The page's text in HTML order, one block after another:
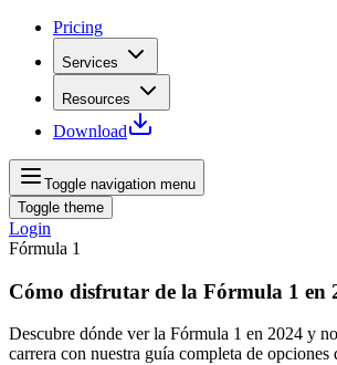
Pricing
Services
Resources
Download
Toggle navigation menu
Toggle theme
Login
Fórmula 1
Cómo disfrutar de la Fórmula 1 en
Descubre dónde ver la Fórmula 1 en 2024 y
carrera con nuestra guía completa de opciones